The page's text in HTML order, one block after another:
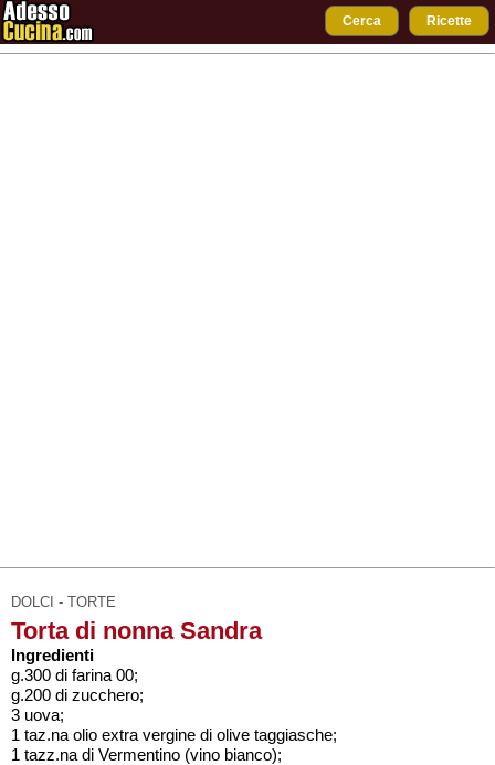
Cerca Ricette
DOLCI - TORTE
Torta di nonna Sandra
Ingredienti
g.300 di farina 00;
g.200 di zucchero;
3 uova;
1 taz.na olio extra vergine di olive taggiasche;
1 tazz.na di Vermentino (vino bianco);